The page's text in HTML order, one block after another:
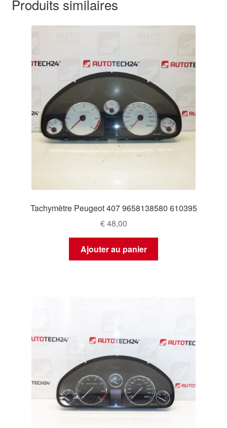
Produits similaires
Tachymètre Peugeot 407 9658138580 610395
€48,00
Ajouter au panier